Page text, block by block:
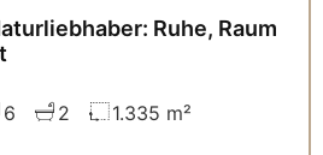
Ruhe, Raum
6 2 1.335 m²